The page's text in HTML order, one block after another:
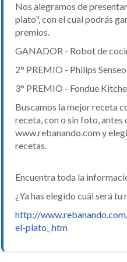
Nos alegramos de
plato", con el cual podrás
premios.
GANADOR - Robot de
2° PREMIO - Philips
3° PREMIO - Fondue
Buscamos la mejor receta
receta, con o sin foto, antes
www.rebanando.com y
recetas.
Encuentra toda la
¿Ya has elegido cuál será
http://
el-plato_.htm